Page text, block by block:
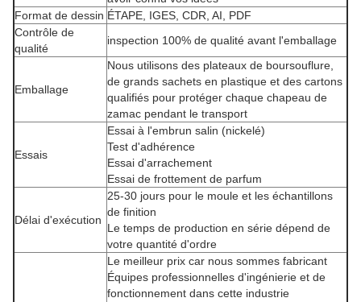
Format de dessin ÉTAPE, IGES, CDR, AI, PDF
Contrôle de
qualité
inspection 100% de qualité avant l'emballage
Emballage
Nous utilisons des plateaux de boursouflure,
de grands sachets en plastique et des cartons
qualifiés pour protéger chaque chapeau de
zamac pendant le transport
Essais
Essai à l'embrun salin (nickelé)
Test d'adhérence
Essai d'arrachement
Essai de frottement de parfum
Délai d'exécution
25-30 jours pour le moule et les échantillons
de finition
Le temps de production en série dépend de
votre quantité d'ordre
Le meilleur prix car nous sommes fabricant
Équipes professionnelles d'ingénierie et de
fonctionnement dans cette industrie